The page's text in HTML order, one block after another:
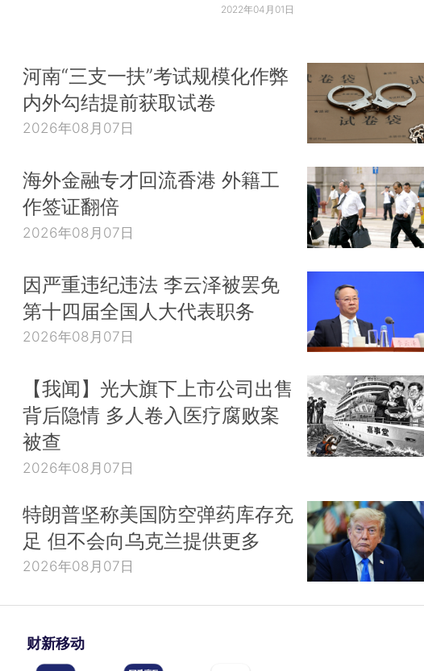
2022年04月01日
河南“三支一扶”考试规模化作弊
内外勾结提前获取试卷
2026年08月07日
海外金融专才回流香港 外籍工
作签证翻倍
2026年08月07日
因严重违纪违法 李云泽被罢免
第十四届全国人大代表职务
2026年08月07日
【我闻】光大旗下上市公司出售
背后隐情 多人卷入医疗腐败案
被查
2026年08月07日
特朗普坚称美国防空弹药库存充
足 但不会向乌克兰提供更多
2026年08月07日
财新移动